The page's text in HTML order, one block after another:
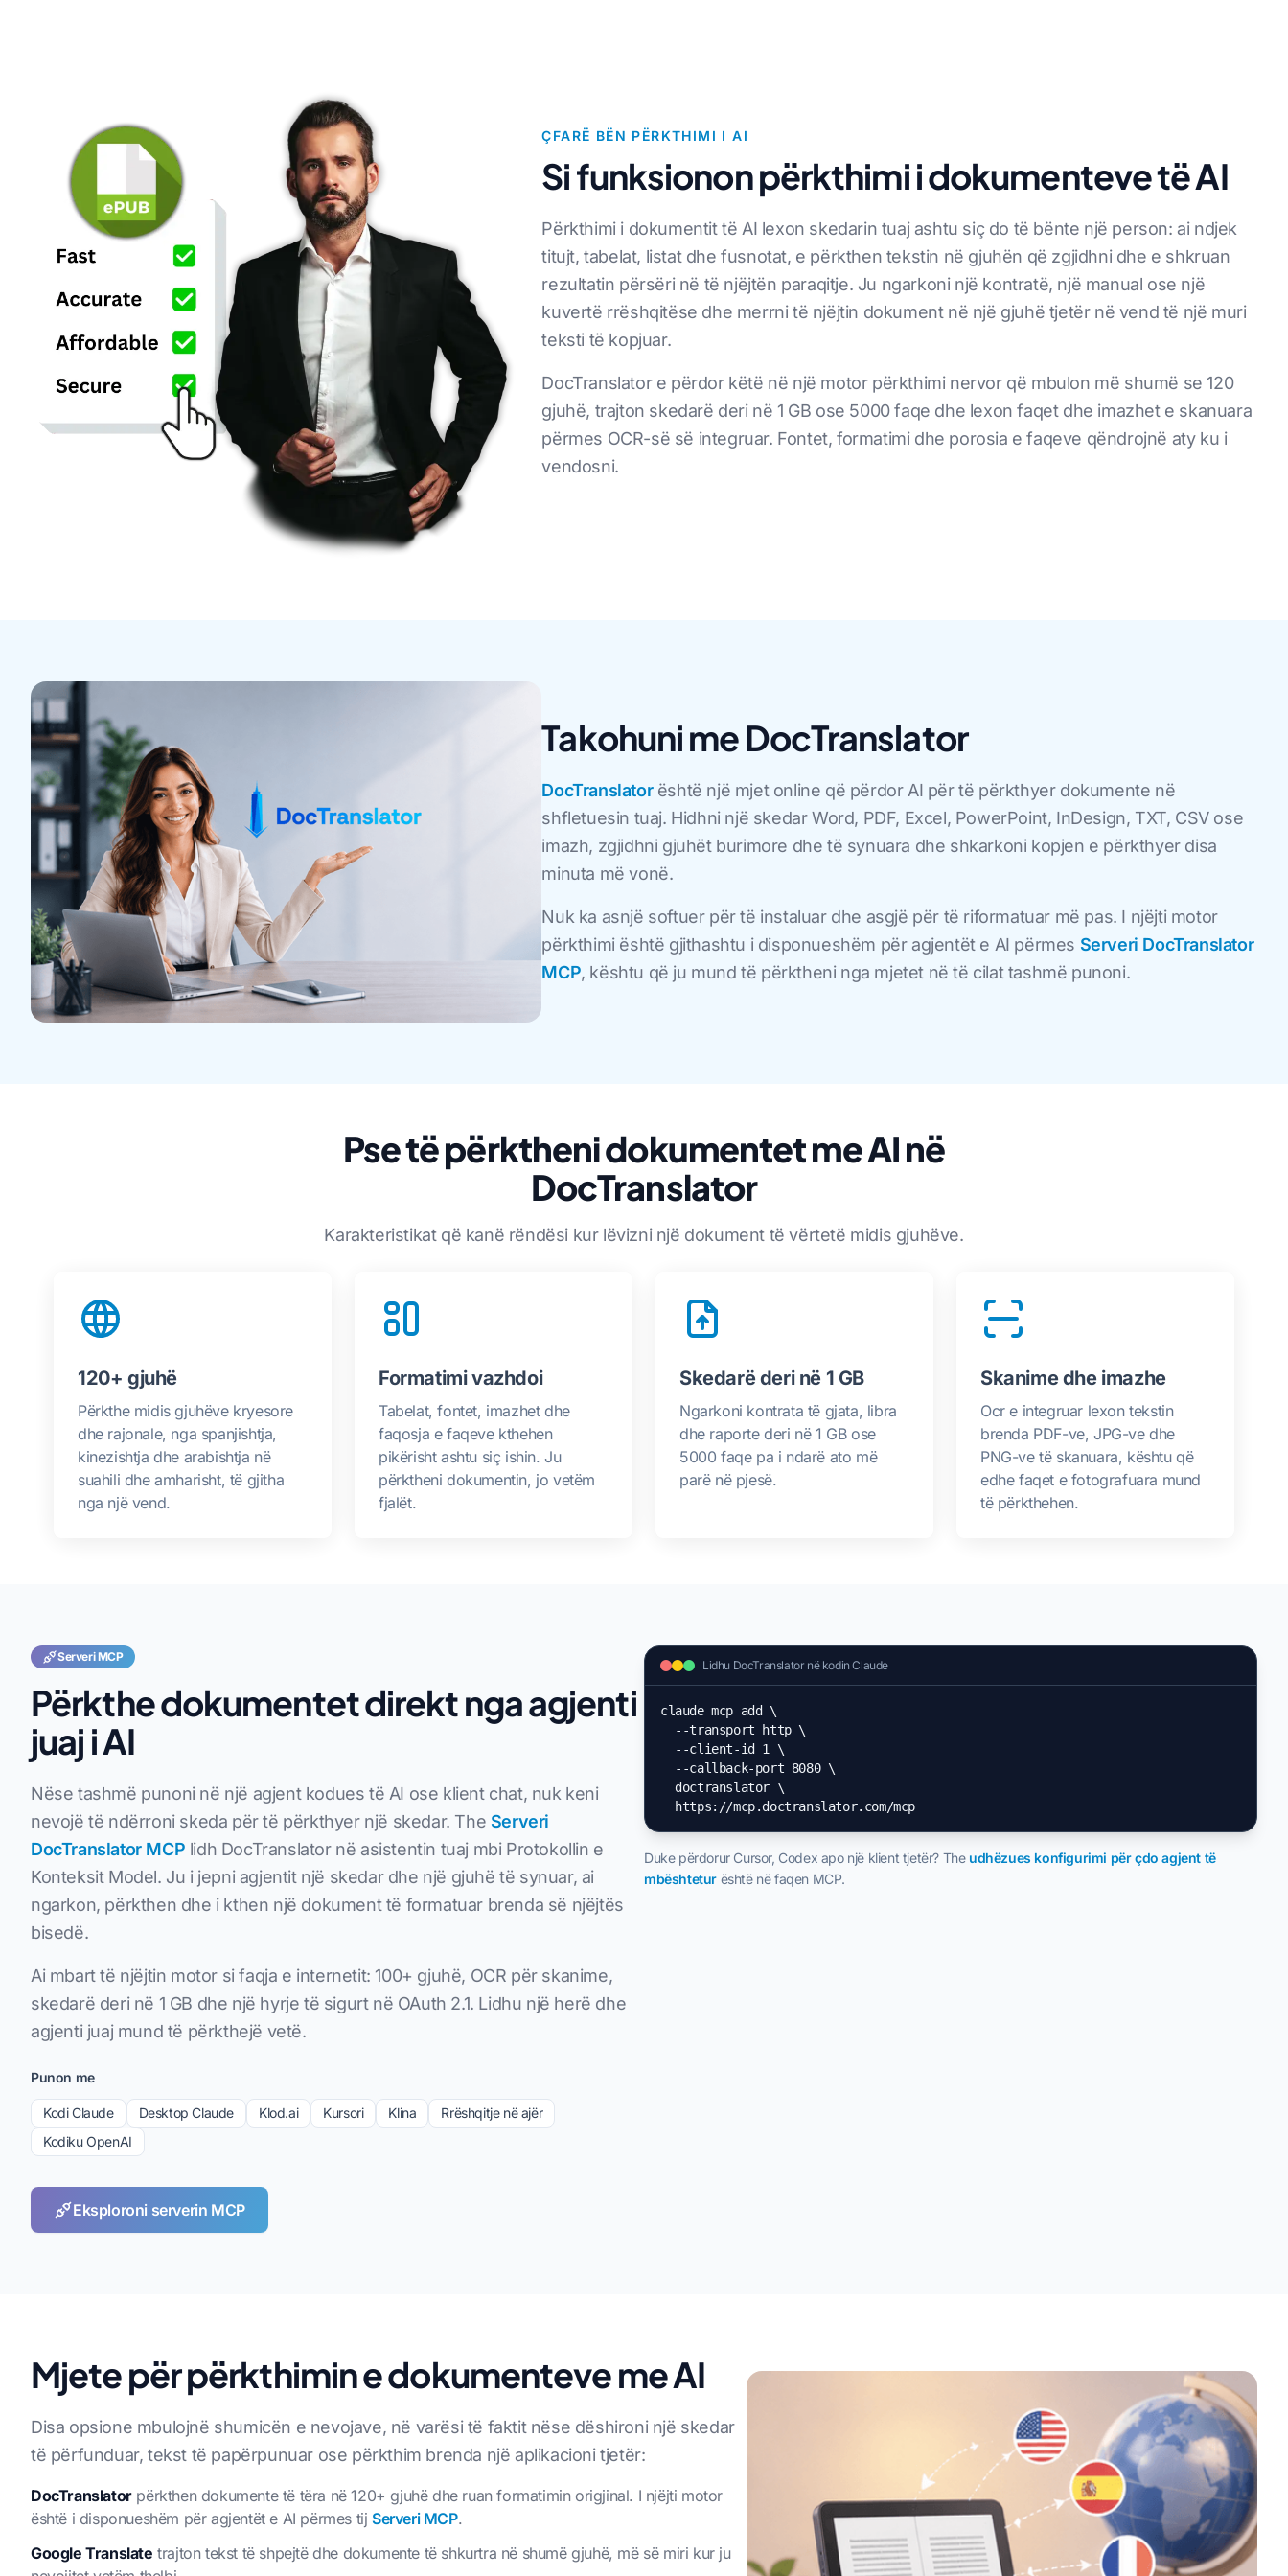
ÇFARË BËN PËRKTHIMI I AI
Si funksionon përkthimi i dokumenteve të AI
Përkthimi i dokumentit të AI lexon skedarin tuaj ashtu siç do të bënte një person: ai ndjek
titujt, tabelat, listat dhe fusnotat, e përkthen tekstin në gjuhën që zgjidhni dhe e shkruan
rezultatin përsëri në të njëjtën paraqitje. Ju ngarkoni një kontratë, një manual ose një
kuvertë rrëshqitëse dhe merrni të njëjtin dokument në një gjuhë tjetër në vend të një muri
teksti të kopjuar.
DocTranslator e përdor këtë në një motor përkthimi nervor që mbulon më shumë se 120
gjuhë, trajton skedarë deri në 1 GB ose 5000 faqe dhe lexon faqet dhe imazhet e skanuara
përmes OCR-së së integruar. Fontet, formatimi dhe porosia e faqeve qëndrojnë aty ku i
vendosni.
Takohuni me DocTranslator
DocTranslatorështë një mjet online që përdor AI për të përkthyer dokumente në
shfletuesin tuaj. Hidhni një skedar Word, PDF, Excel, PowerPoint, InDesign, TXT, CSV ose
imazh, zgjidhni gjuhët burimore dhe të synuara dhe shkarkoni kopjen e përkthyer disa
minuta më vonë.
Nuk ka asnjë softuer për të instaluar dhe asgjë për të riformatuar më pas. I njëjti motor
përkthimi është gjithashtu i disponueshëm për agjentët e AI përmes Serveri DocTranslator
MCP, kështu që ju mund të përktheni nga mjetet në të cilat tashmë punoni.
Pse të përktheni dokumentet me AI në
DocTranslator
Karakteristikat që kanë rëndësi kur lëvizni një dokument të vërtetë midis gjuhëve.
120+ gjuhë
Përkthe midis gjuhëve kryesore
dhe rajonale, nga spanjishtja,
kinezishtja dhe arabishtja në
suahili dhe amharisht, të gjitha
nga një vend.
Formatimi vazhdoi
Tabelat, fontet, imazhet dhe
faqosja e faqeve kthehen
pikërisht ashtu siç ishin. Ju
përktheni dokumentin, jo vetëm
fjalët.
Skedarë deri në 1 GB
Ngarkoni kontrata të gjata, libra
dhe raporte deri në 1 GB ose
5000 faqe pa i ndarë ato më
parë në pjesë.
Skanime dhe imazhe
Ocr e integruar lexon tekstin
brenda PDF-ve, JPG-ve dhe
PNG-ve të skanuara, kështu që
edhe faqet e fotografuara mund
të përkthehen.
Serveri MCP
Përkthe dokumentet direkt nga agjenti
juaj i AI
Nëse tashmë punoni në një agjent kodues të AI ose klient chat, nuk keni
nevojë të ndërroni skeda për të përkthyer një skedar. The Serveri
DocTranslator MCP lidh DocTranslator në asistentin tuaj mbi Protokollin e
Konteksit Model. Ju i jepni agjentit një skedar dhe një gjuhë të synuar, ai
ngarkon, përkthen dhe i kthen një dokument të formatuar brenda së njëjtës
bisedë.
Ai mbart të njëjtin motor si faqja e internetit: 100+ gjuhë, OCR për skanime,
skedarë deri në 1 GB dhe një hyrje të sigurt në OAuth 2.1. Lidhu një herë dhe
agjenti juaj mund të përkthejë vetë.
Punon me
Kodi Claude Desktop Claude Klod.ai Kursori Klina
Rrëshqitje në ajër
Kodiku OpenAI
Eksploroni serverin MCP
Lidhu DocTranslator në kodin Claude
claude mcp add \
  --transport http \
  --client-id 1 \
  --callback-port 8080 \
  doctranslator \
  https://mcp.doctranslator.com/mcp
Duke përdorur Cursor, Codex apo një klient tjetër? The udhëzues konfigurimi për çdo agjent të
mbështetur është në faqen MCP.
Mjete për përkthimin e dokumenteve me AI
Disa opsione mbulojnë shumicën e nevojave, në varësi të faktit nëse dëshironi një skedar
të përfunduar, tekst të papërpunuar ose përkthim brenda një aplikacioni tjetër:
DocTranslatorpërkthen dokumente të tëra në 120+ gjuhë dhe ruan formatimin origjinal. I njëjti motor
është i disponueshëm për agjentët e AI përmes tij Serveri MCP.
Google Translate trajton tekst të shpejtë dhe dokumente të shkurtra në shumë gjuhë, më së miri kur ju